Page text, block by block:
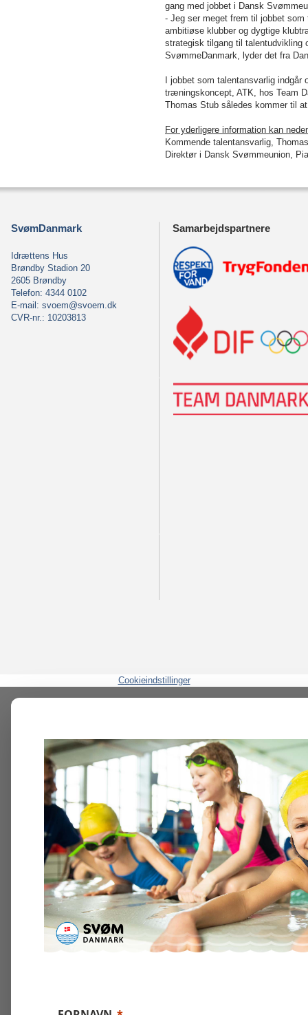
gang med jobbet i Dansk
- Jeg ser meget frem til jobbet
ambitiøse klubber og dygtige
strategisk tilgang til talentudvikling
SvømmeDanmark, lyder det fra
I jobbet som talentansvarlig
træningskoncept, ATK, hos Team
Thomas Stub således kommer til
For yderligere information kan
Kommende talentansvarlig,
Direktør i Dansk Svømmeunion,
SvømDanmark
Idrættens Hus
Brøndby Stadion 20
2605 Brøndby
Telefon: 4344 0102
E-mail: svoem@svoem.dk
CVR-nr.: 10203813
Samarbejdspartnere
Cookieindstillinger